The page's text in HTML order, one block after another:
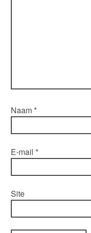
Naam *
E-mail *
Site